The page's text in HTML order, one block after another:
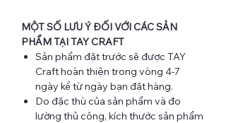
MỘT SỐ LƯU Ý ĐỐI VỚI CÁC SẢN
PHẨM TẠI TAY CRAFT
Sản phẩm đặt trước sẽ được TAY
Craft hoàn thiện trong vòng 4-7
ngày kể từ ngày bạn đặt hàng.
Do đặc thù của sản phẩm và đo
lường thủ công, kích thước sản phẩm